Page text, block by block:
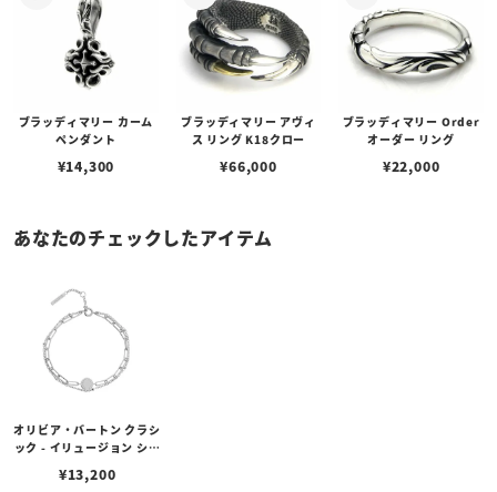
ブラッディマリー カーム
ペンダント
¥14,300
ブラッディマリー アヴィ
ス リング K18クロー
¥66,000
ブラッディマリー Order
オーダー リング
¥22,000
あなたのチェックしたアイテム
オリビア・バートン クラシ
ック - イリュージョン シル
レット
¥13,200